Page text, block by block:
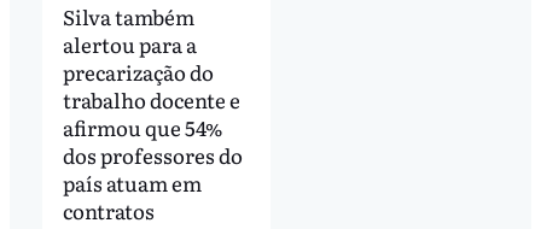
Silva também
alertou para a
precarização do
trabalho docente e
afirmou que 54%
dos professores do
país atuam em
contratos